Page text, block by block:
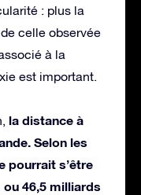
: plus la
celle observée
à la
est important.
la distance à
Selon les
pourrait s’être
ou 46,5 milliards